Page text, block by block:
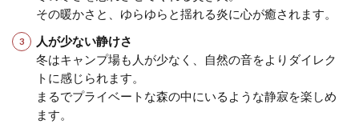
その暖かさと、ゆらゆらと揺れる炎に心が癒されます。
人が少ない静けさ
冬はキャンプ場も人が少なく、自然の音をよりダイレク
トに感じられます。
まるでプライベートな森の中にいるような静寂を楽しめ
ます。